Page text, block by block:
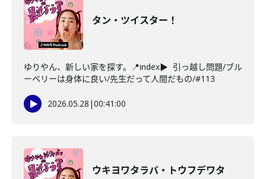
タン・ツイスター！
ゆりやん、新しい家を探す。📍index▶ 引っ越し問題/ブル
ーベリーは身体に良い/先生だって人間だもの/#113
2026.05.28 |00:41:00
ウキヨワタラバ・トウフデワタ